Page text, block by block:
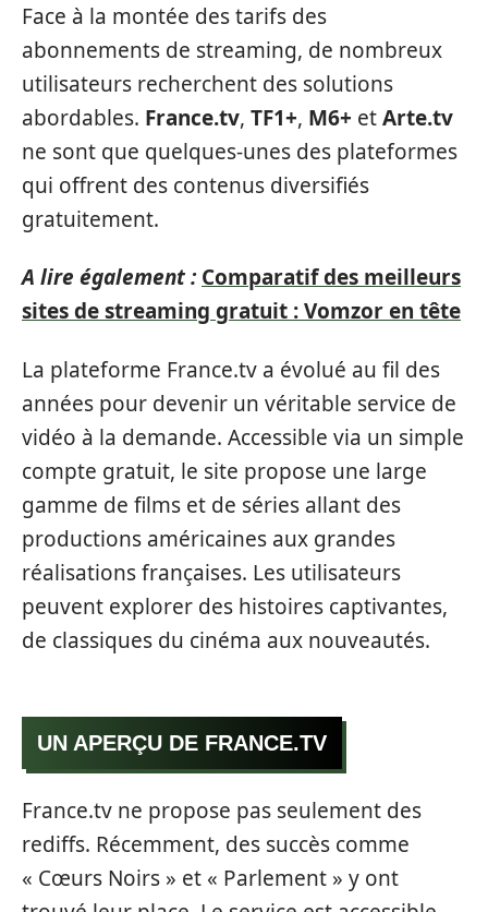
Face à la montée des tarifs des
abonnements de streaming, de nombreux
utilisateurs recherchent des solutions
abordables. France.tv, TF1+, M6+ etArte.tv
ne sont que quelques-unes des plateformes
qui offrent des contenus diversifiés
gratuitement.
A lire également : Comparatif des meilleurs
sites de streaming gratuit : Vomzor en tête
La plateforme France.tv a évolué au fil des
années pour devenir un véritable service de
vidéo à la demande. Accessible via un simple
compte gratuit, le site propose une large
gamme de films et de séries allant des
productions américaines aux grandes
réalisations françaises. Les utilisateurs
peuvent explorer des histoires captivantes,
de classiques du cinéma aux nouveautés.
UN APERÇU DE FRANCE.TV
France.tv ne propose pas seulement des
rediffs. Récemment, des succès comme
« Cœurs Noirs » et « Parlement » y ont